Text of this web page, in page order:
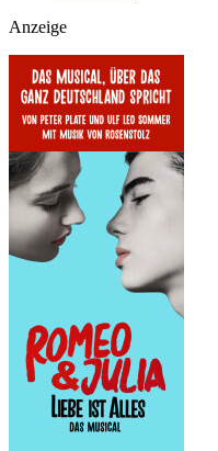
Anzeige